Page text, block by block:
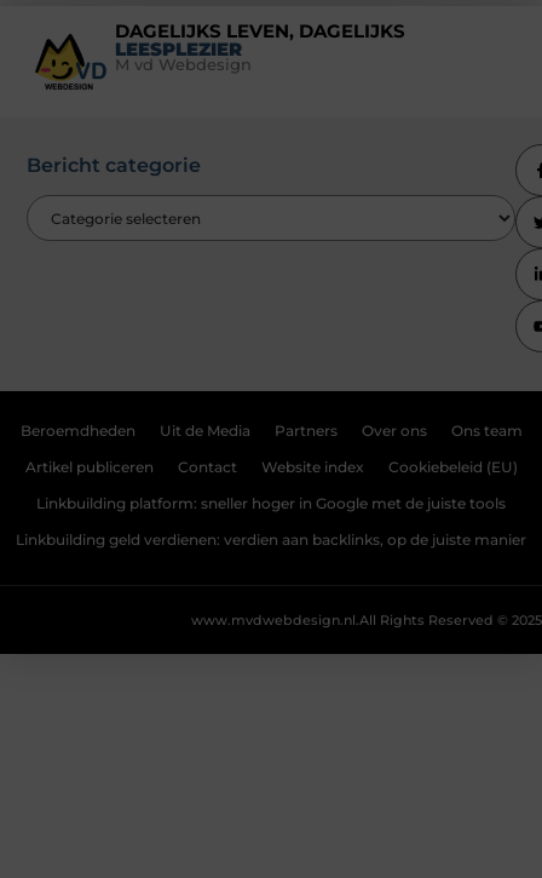
DAGELIJKS LEVEN, DAGELIJKS
LEESPLEZIER
M vd Webdesign
Bericht categorie
Beroemdheden Uit de Media Partners Over ons Ons team
Artikel publiceren Contact Website index Cookiebeleid (EU)
Linkbuilding platform: sneller hoger in Google met de juiste tools
Linkbuilding geld verdienen: verdien aan backlinks, op de juiste manier
All Rights Reserved © 2025
www.mvdwebdesign.nl.